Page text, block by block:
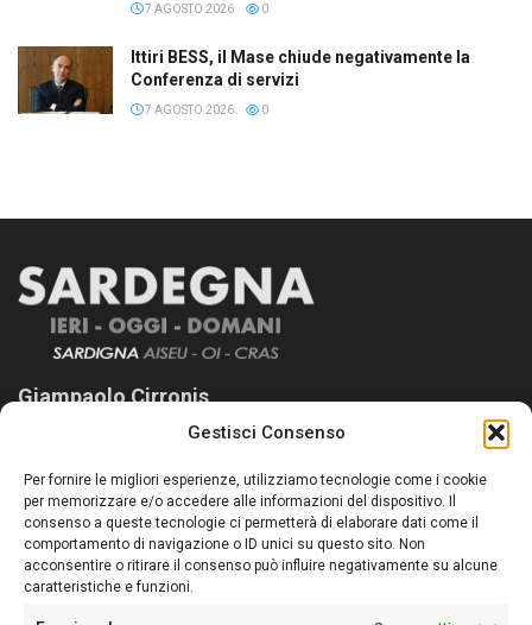
Gestisci Consenso
Per fornire le migliori esperienze, utilizziamo tecnologie come i cookie
per memorizzare e/o accedere alle informazioni del dispositivo. Il
consenso a queste tecnologie ci permetterà di elaborare dati come il
comportamento di navigazione o ID unici su questo sito. Non
acconsentire o ritirare il consenso può influire negativamente su alcune
caratteristiche e funzioni.
7 AGOSTO 2026 0
Ittiri BESS, il Mase chiude negativamente la
Conferenza di servizi
7 AGOSTO 2026 0
Giampaolo Cirronis
Sardegna Ieri-Oggi-Domani nasce per informare “liberamente” i
lettori su quanto accade in Sardegna, con un occhio rivolto al
nostro passato e, soprattutto, al nostro futuro
Follow Us